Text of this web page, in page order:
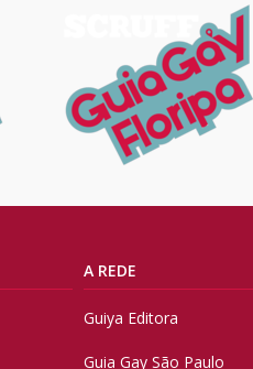
A REDE
Guiya Editora
Guia Gay São Paulo